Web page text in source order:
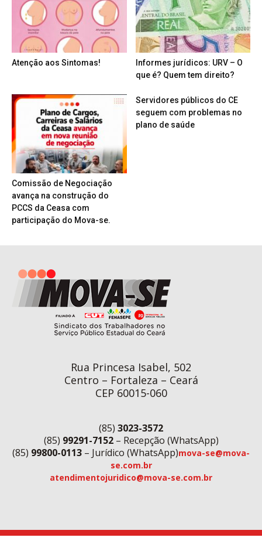
Atenção aos Sintomas!
Informes jurídicos: URV – O
que é? Quem tem direito?
Comissão de Negociação
avança na construção do
PCCS da Ceasa com
participação do Mova-se.
Servidores públicos do CE
seguem com problemas no
plano de saúde
Rua Princesa Isabel, 502
Centro – Fortaleza – Ceará
CEP 60015-060
(85) 3023-3572
(85) 99291-7152– Recepção (WhatsApp)
(85) 99800-0113 – Jurídico (WhatsApp)mova-se@mova-
se.com.br
atendimentojuridico@mova-se.com.br